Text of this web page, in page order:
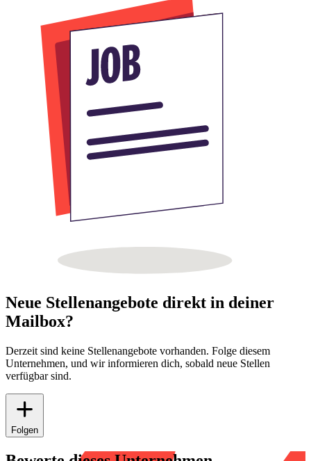
Neue Stellenangebote direkt in deiner
Mailbox?
Derzeit sind keine Stellenangebote vorhanden. Folge diesem
Unternehmen, und wir informieren dich, sobald neue Stellen
verfügbar sind.
Folgen